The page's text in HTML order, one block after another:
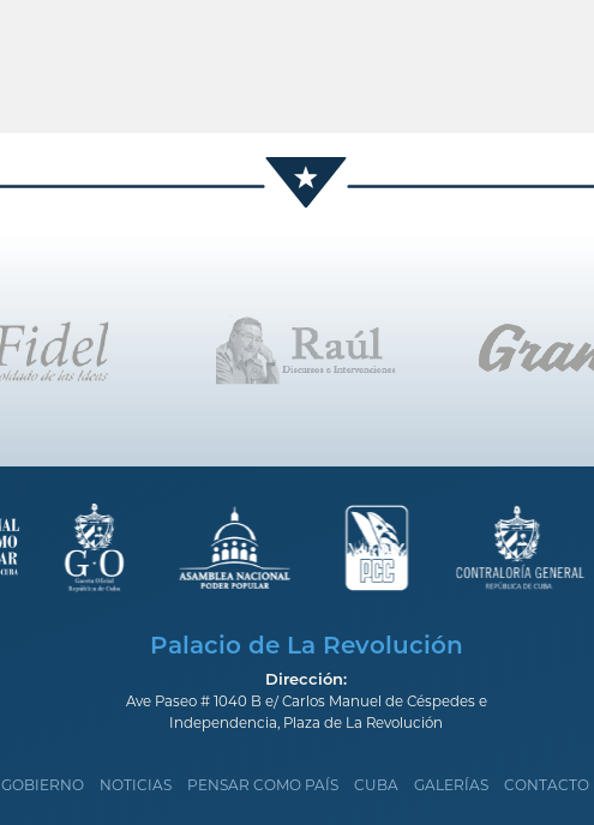
Palacio de La Revolución
Dirección:
Ave Paseo # 1040 B e/ Carlos Manuel de Céspedes e
Independencia, Plaza de La Revolución
GOBIERNO NOTICIAS PENSAR COMO PAÍS CUBA GALERÍAS CONTACTO